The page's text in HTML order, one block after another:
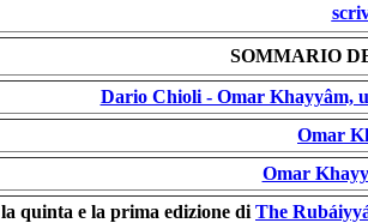
SOMMARIO
Dario Chioli - Omar Khayyâm,
Omar
Omar
la quinta e la prima edizione di The